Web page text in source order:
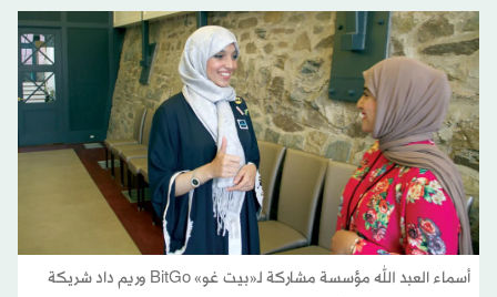
أسماء العبد الله مؤسسة مشاركة لـ«بيت غو» BitGo وريم داد شريكة